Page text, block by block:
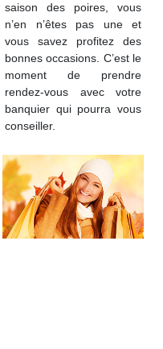
saison des poires, vous
n’en n’êtes pas une et
vous savez profitez des
bonnes occasions. C’est le
moment de prendre
rendez-vous avec votre
banquier qui pourra vous
conseiller.